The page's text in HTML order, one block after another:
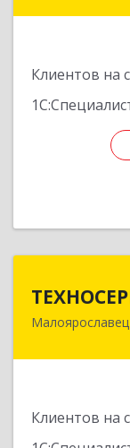
Клиентов на
Малоярославец
Клиентов на
249094,